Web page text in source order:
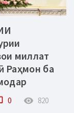
миллат
Раҳмон ба
0 remove_red_eye 820